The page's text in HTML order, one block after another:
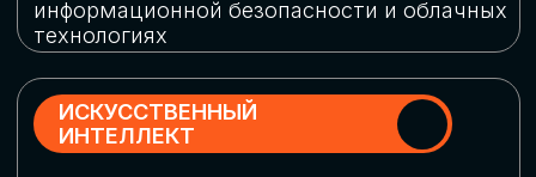
Выясним, как в наши дни уверенно
защищать свой бизнес от киберугроз